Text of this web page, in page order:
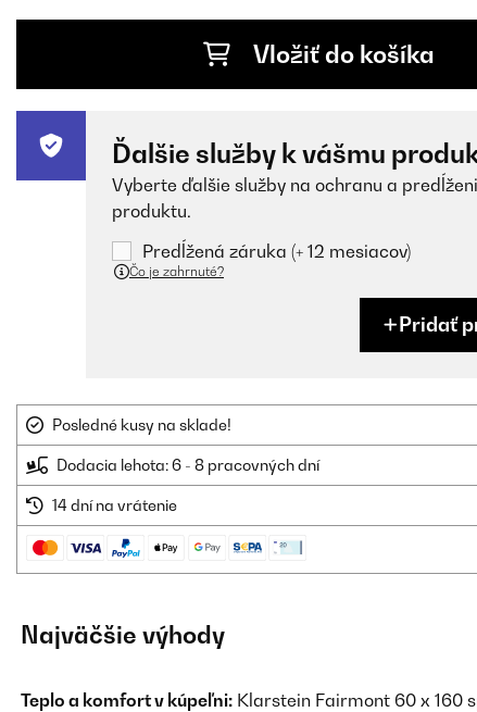
Vložiť do košíka
Ďalšie služby k vášmu
Vyberte ďalšie služby na ochranu a
produktu.
Predĺžená záruka (+ 12 mesiacov)
Čo je zahrnuté?
Pridať
Posledné kusy na sklade!
Dodacia lehota: 6 - 8 pracovných dní
14 dní na vrátenie
Najväčšie výhody
Teplo a komfort v kúpeľni: Klarstein Fairmont 60 x 160